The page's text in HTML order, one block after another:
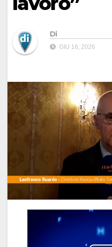
Di
GIU 16, 2026